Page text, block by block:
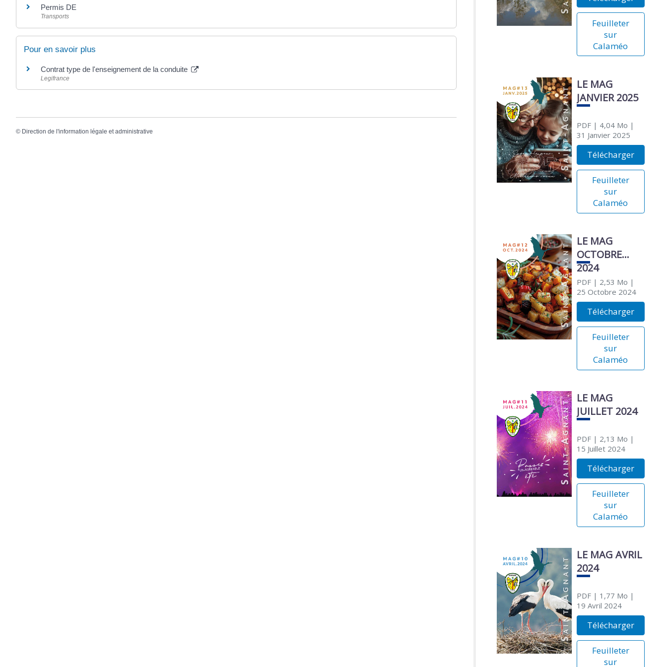
Permis DE
Transports
Pour en savoir plus
Contrat type de l'enseignement de la conduite
Legifrance
© Direction de l'information légale et administrative
Feuilleter
sur
Calaméo
LE MAG
JANVIER 2025
PDF| 4,04 Mo |
31 Janvier 2025
Télécharger
Feuilleter
sur
Calaméo
LE MAG
OCTOBRE
2024
PDF| 2,53 Mo |
25 Octobre 2024
Télécharger
Feuilleter
sur
Calaméo
LE MAG
JUILLET 2024
PDF| 2,13 Mo |
15 Juillet 2024
Télécharger
Feuilleter
sur
Calaméo
LE MAG AVRIL
2024
PDF| 1,77 Mo |
19 Avril 2024
Télécharger
Feuilleter
sur